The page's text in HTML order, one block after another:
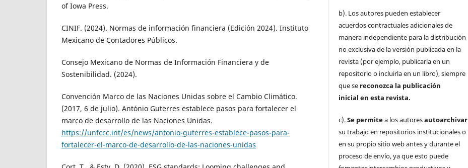
of Iowa Press.
CINIF. (2024). Normas de información financiera (Edición 2024). Instituto
Mexicano de Contadores Públicos.
Consejo Mexicano de Normas de Información Financiera y de
Sostenibilidad. (2024).
Convención Marco de las Naciones Unidas sobre el Cambio Climático.
(2017, 6 de julio). António Guterres establece pasos para fortalecer el
marco de desarrollo de las Naciones Unidas.
https://unfccc.int/es/news/antonio-guterres-establece-pasos-para-
fortalecer-el-marco-de-desarrollo-de-las-naciones-unidas
b). Los autores pueden establecer
acuerdos contractuales adicionales de
manera independiente para la distribución
no exclusiva de la versión publicada en la
revista (por ejemplo, publicarla en un
repositorio o incluirla en un libro), siempre
que se reconozca la publicación
inicial en esta revista.
c).Se permitea los autoresautoarchivar
su trabajo en repositorios institucionales o
en su propio sitio web antes y durante el
proceso de envío, ya que esto puede